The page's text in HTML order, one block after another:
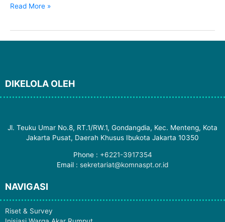
Publikasi
Hari
Read More »
DIKELOLA OLEH
Jl. Teuku Umar No.8, RT.1/RW.1, Gondangdia, Kec. Menteng, Kota
Jakarta Pusat, Daerah Khusus Ibukota Jakarta 10350
Phone : +6221-3917354
Email : sekretariat@komnaspt.or.id
NAVIGASI
Riset & Survey